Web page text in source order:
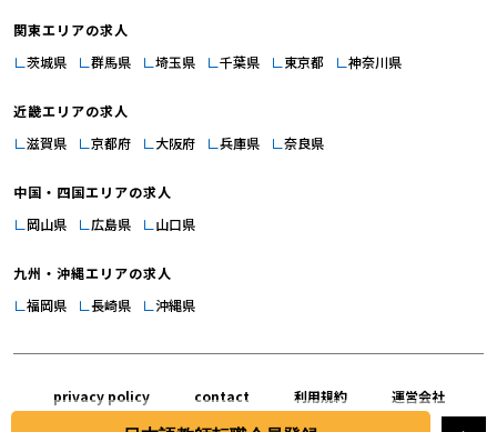
のやりがい1つ目は『学生から感謝の言葉をもらえる』です。「先生のおかげ
で日本語が好きになりました」「日本語を学んで人生が変わりました」といっ
が学生の人生にポジティブな影響を与えたという実感は、教師としてのモチベ
ーションを高め、さらなる努力への原動力となるでしょう。「日本語教師の魅
｜日本語教師のやりがい2】学生の成長を身近で感じられる 日本語教師のやり
がい2つ目は『学生の成長を身近で感じられる』です。学生が「できなかっ
喜びです。したがって、学生の成長の過程に寄り添い、サポートできることは
日本語教師の大きなやりがいの一つといえます。最初は「こんにちは」も言え
きるのは、何物にも代えがたい経験となるでしょう。「日本語教師の仕事内容
さ・魅力」でも同様のことを伝えています。 【日本語教師への転職｜日本語
関東エリアの求人
茨城県
群馬県 埼玉県 千葉県 東京都 神奈川県
近畿エリアの求人
滋賀県
京都府 大阪府 兵庫県 奈良県
中国・四国エリアの求人
岡山県
広島県 山口県
九州・沖縄エリアの求人
福岡県
長崎県 沖縄県
privacy policy contact 利用規約 運営会社